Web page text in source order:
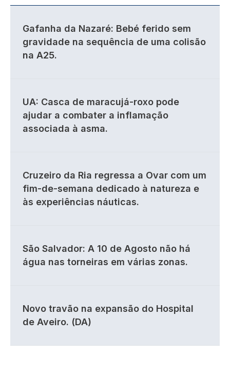
Gafanha da Nazaré: Bebé ferido sem
gravidade na sequência de uma colisão
na A25.
UA: Casca de maracujá-roxo pode
ajudar a combater a inflamação
associada à asma.
Cruzeiro da Ria regressa a Ovar com um
fim-de-semana dedicado à natureza e
às experiências náuticas.
São Salvador: A 10 de Agosto não há
água nas torneiras em várias zonas.
Novo travão na expansão do Hospital
de Aveiro. (DA)